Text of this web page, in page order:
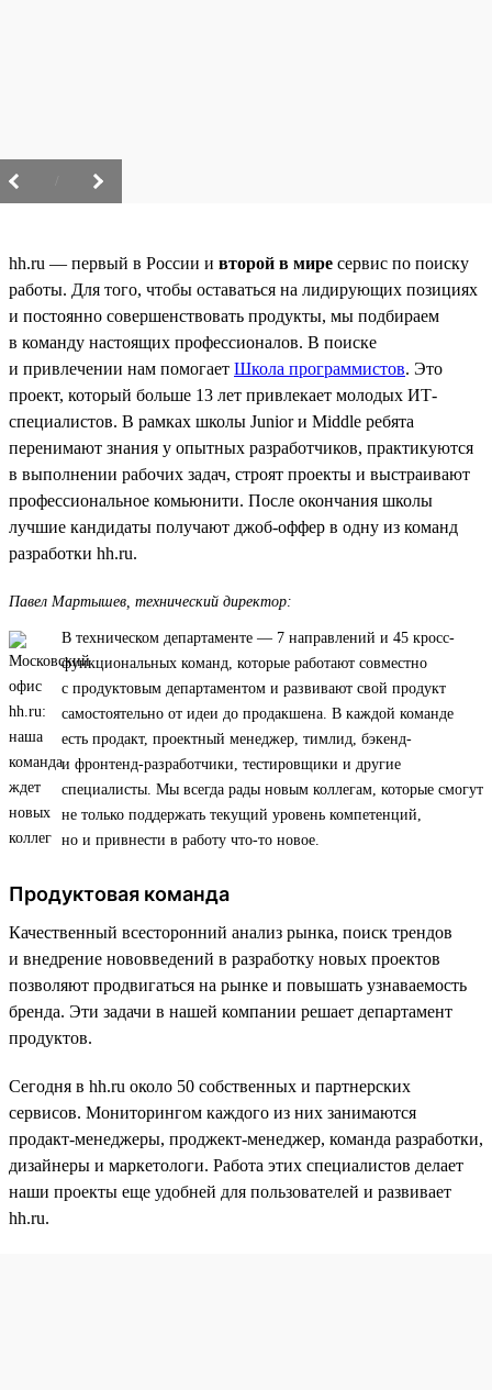
hh.ru — первый в России и второй в мире сервис по поиску
работы. Для того, чтобы оставаться на лидирующих позициях
и постоянно совершенствовать продукты, мы подбираем
в команду настоящих профессионалов. В поиске
и привлечении нам помогает Школа программистов. Это
проект, который больше 13 лет привлекает молодых ИТ-
специалистов. В рамках школы Junior и Middle ребята
перенимают знания у опытных разработчиков, практикуются
в выполнении рабочих задач, строят проекты и выстраивают
профессиональное комьюнити. После окончания школы
лучшие кандидаты получают джоб-оффер в одну из команд
разработки hh.ru.
Павел Мартышев, технический директор:
В техническом департаменте — 7 направлений и 45 кросс-
функциональных команд, которые работают совместно
с продуктовым департаментом и развивают свой продукт
самостоятельно от идеи до продакшена. В каждой команде
есть продакт, проектный менеджер, тимлид, бэкенд-
и фронтенд-разработчики, тестировщики и другие
специалисты. Мы всегда рады новым коллегам, которые смогут
не только поддержать текущий уровень компетенций,
но и привнести в работу что-то новое.
Продуктовая команда
Качественный всесторонний анализ рынка, поиск трендов
и внедрение нововведений в разработку новых проектов
позволяют продвигаться на рынке и повышать узнаваемость
бренда. Эти задачи в нашей компании решает департамент
продуктов.
Сегодня в hh.ru около 50 собственных и партнерских
сервисов. Мониторингом каждого из них занимаются
продакт-менеджеры, проджект-менеджер, команда разработки,
дизайнеры и маркетологи. Работа этих специалистов делает
наши проекты еще удобней для пользователей и развивает
hh.ru.